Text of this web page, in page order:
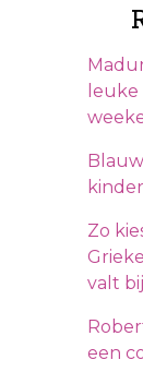
Zo
valt
een